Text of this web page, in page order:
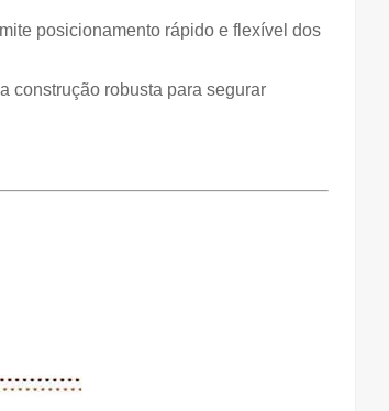
posicionamento rápido e flexível dos
construção robusta para segurar